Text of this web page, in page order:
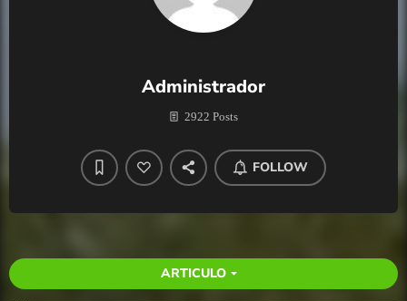
Administrador
2922 Posts
FOLLOW
ARTICULO arrow_drop_down